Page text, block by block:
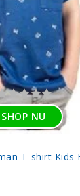
SHOP NU
T-shirt Kids